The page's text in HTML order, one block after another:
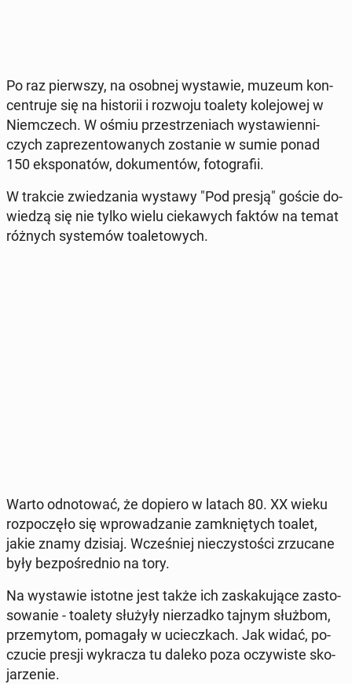
Po raz pierw­szy, na osobnej wy­sta­wie, muzeum kon­
cen­tru­je się na hi­sto­rii i rozwoju toalety ko­le­jo­wej w
Niem­czech. W ośmiu prze­strze­niach wy­sta­wien­ni­
czych za­pre­zen­to­wa­nych zo­sta­nie w sumie ponad
150 eks­po­na­tów, do­ku­men­tów, fo­to­gra­fii.
W trakcie zwie­dza­nia wystawy "Pod presją" goście do­
wie­dzą się nie tylko wielu cie­ka­wych faktów na temat
różnych sys­te­mów to­a­le­to­wych.
Warto od­no­to­wać, że dopiero w latach 80. XX wieku
roz­po­czę­ło się wpro­wa­dza­nie za­mknię­tych toalet,
jakie znamy dzisiaj. Wcze­śniej nie­czy­sto­ści zrzu­ca­ne
były bez­po­śred­nio na tory.
Na wy­sta­wie istotne jest także ich za­ska­ku­ją­ce za­sto­
so­wa­nie - toalety służyły nie­rzad­ko tajnym służbom,
prze­my­tom, po­ma­ga­ły w uciecz­kach. Jak widać, po­
czu­cie presji wy­kra­cza tu daleko poza oczy­wi­ste sko­
ja­rze­nie.